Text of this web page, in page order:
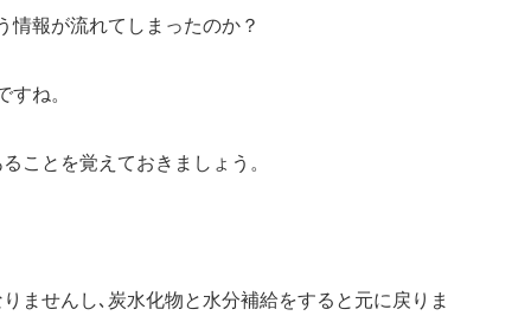
情報が流れてしまったのか？
ね。
ことを覚えておきましょう。
ませんし､炭水化物と水分補給をすると元に戻りま